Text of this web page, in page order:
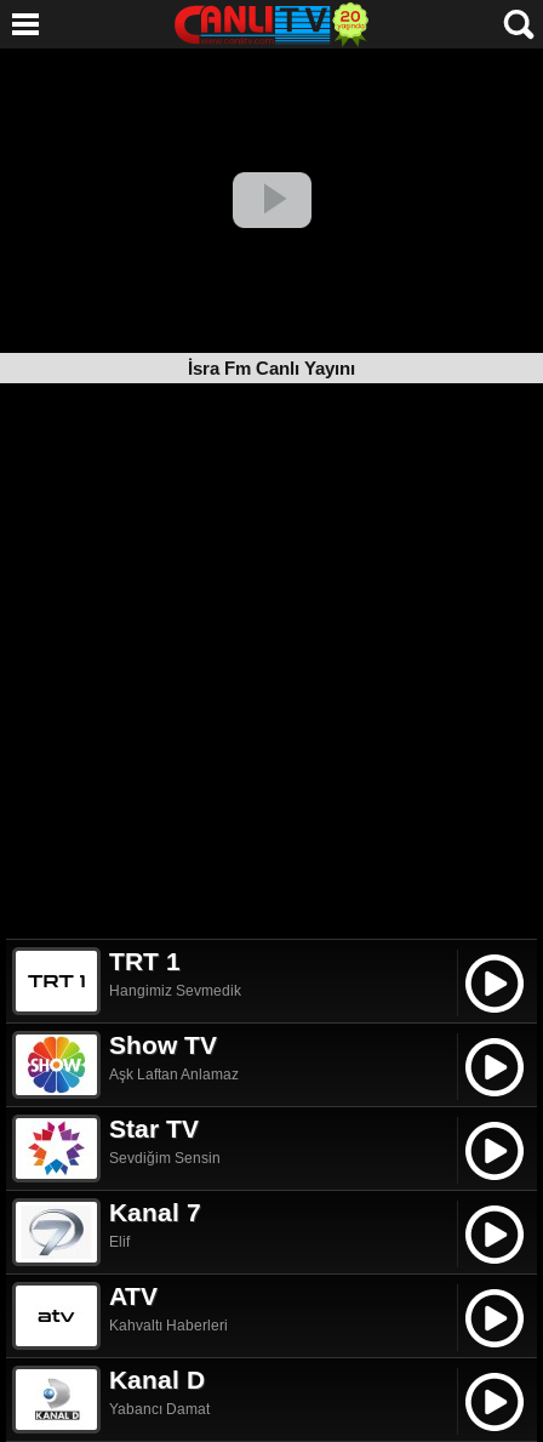
İsra Fm Canlı Yayını
TRT 1
Hangimiz Sevmedik
Show TV
Aşk Laftan Anlamaz
Star TV
Sevdiğim Sensin
Kanal 7
Elif
ATV
Kahvaltı Haberleri
Kanal D
Yabancı Damat